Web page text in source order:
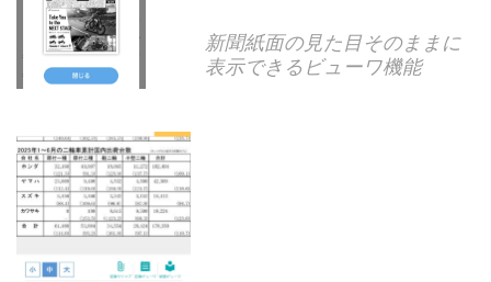
新聞紙面の見た目そのままに
表示できるビューワ機能